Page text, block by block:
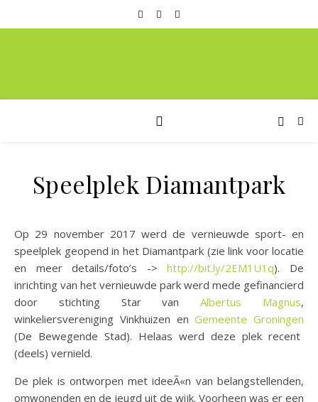
Speelplek Diamantpark
Op 29 november 2017 werd de vernieuwde sport- en
speelplek geopend in het Diamantpark (zie link voor locatie
en meer details/foto’s ->http://bit.ly/2EM1U1q). De
inrichting van het vernieuwde park werd mede gefinancierd
door stichting Star vanAlbertus Magnus,
winkeliersvereniging Vinkhuizen enGemeente Groningen
(De Bewegende Stad). Helaas werd deze plek recent
(deels) vernield.
De plek is ontworpen met ideeÃ«n van belangstellenden,
omwonenden en de jeugd uit de wijk. Voorheen was er een